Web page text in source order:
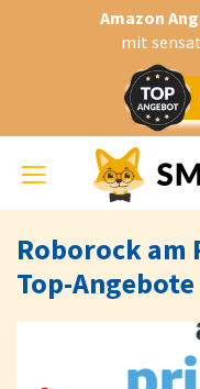
Amazon
mit
Toggle
navigation
Roborock am
Top-